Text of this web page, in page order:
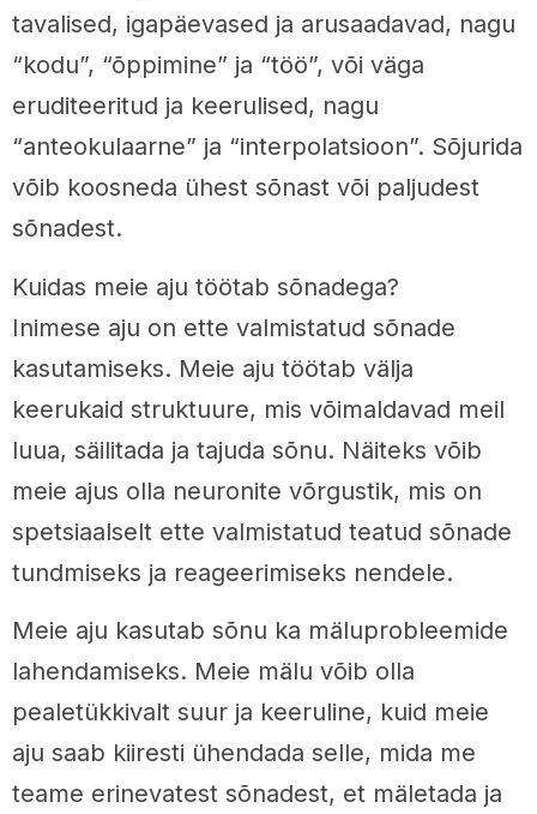
tavalised, igapäevased ja arusaadavad, nagu
“kodu”, “õppimine” ja “töö”, või väga
eruditeeritud ja keerulised, nagu
“anteokulaarne” ja “interpolatsioon”. Sõjurida
võib koosneda ühest sõnast või paljudest
sõnadest.
Kuidas meie aju töötab sõnadega?
Inimese aju on ette valmistatud sõnade
kasutamiseks. Meie aju töötab välja
keerukaid struktuure, mis võimaldavad meil
luua, säilitada ja tajuda sõnu. Näiteks võib
meie ajus olla neuronite võrgustik, mis on
spetsiaalselt ette valmistatud teatud sõnade
tundmiseks ja reageerimiseks nendele.
Meie aju kasutab sõnu ka mäluprobleemide
lahendamiseks. Meie mälu võib olla
pealetükkivalt suur ja keeruline, kuid meie
aju saab kiiresti ühendada selle, mida me
teame erinevatest sõnadest, et mäletada ja